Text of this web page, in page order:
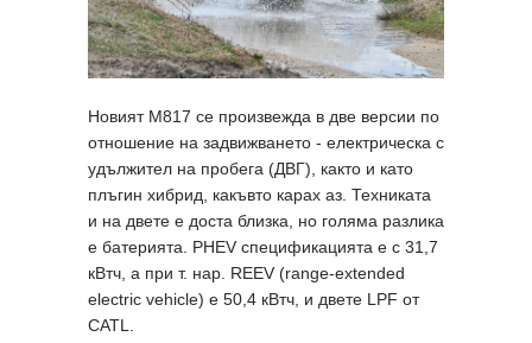
Новият M817 се произвежда в две версии по
отношение на задвижването - електрическа с
удължител на пробега (ДВГ), както и като
плъгин хибрид, какъвто карах аз. Техниката
и на двете е доста близка, но голяма разлика
е батерията. PHEV спецификацията е с 31,7
кВтч, а при т. нар. REEV (range-extended
electric vehicle) е 50,4 кВтч, и двете LPF от
CATL.